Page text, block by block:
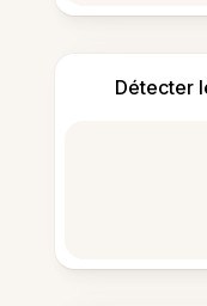
Détecter